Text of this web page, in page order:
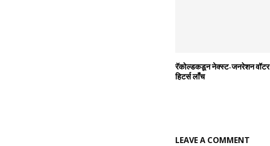
रॅकोल्‍डकडून नेक्स्‍ट-जनरेशन वॉटर
हिटर्स लाँच
LEAVE A COMMENT